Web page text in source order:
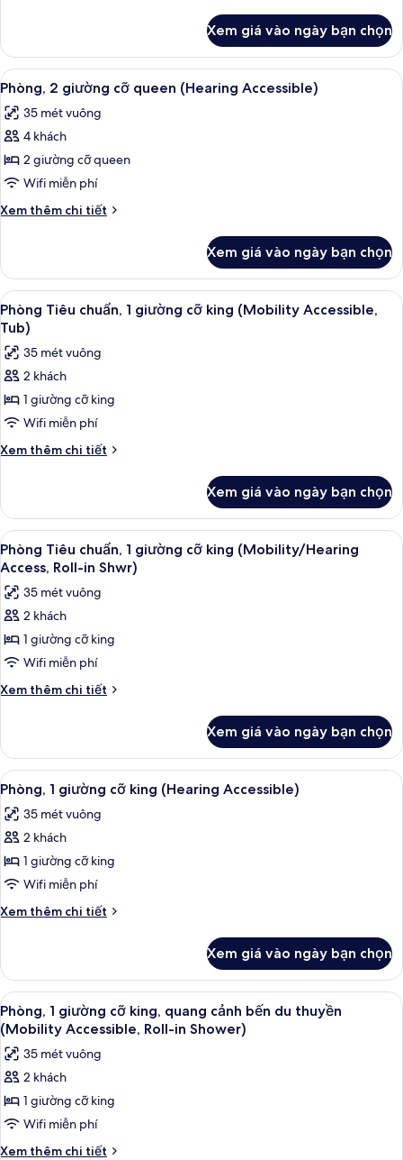
cảnh
hồ
bơi
(Mobility/Hearing
Access,
Roll-
in
Shwr)
Phòng,
giường
queen,
quang
hồ
bơi
Access,
Xem giá vào ngày bạn chọn
Xem
tất
cả
ảnh
Phòng,
2
giường
cỡ
(Hearing
Accessible)
Minibar, két bảo mật tại phòng, bàn
4
Phòng, 2 giường cỡ queen (Hearing Accessible)
35 mét vuông
4 khách
2 giường cỡ queen
Wifi miễn phí
Xem thêm chi tiết
Chi
Phòng,
giường
cỡ
queen
(Hearing
Accessible)
Xem giá vào ngày bạn chọn
Xem
tất
cả
ảnh
Phòng
Tiêu
chuẩn,
1
king
(Mobility
Accessible,
Tub)
Minibar, két bảo mật tại phòng, bàn
5
Phòng Tiêu chuẩn, 1 giường cỡ king (Mobility Accessible,
Tub)
35 mét vuông
2 khách
1 giường cỡ king
Wifi miễn phí
Xem thêm chi tiết
Chi
Phòng
Tiêu
chuẩn,
1
cỡ
king
Accessible,
Tub)
Xem giá vào ngày bạn chọn
Xem
tất
cả
ảnh
Phòng
Tiêu
chuẩn,
1
king
(Mobility/Hearing
Access,
Roll-
in
Shwr)
Minibar, két bảo mật tại phòng, bàn
5
Phòng Tiêu chuẩn, 1 giường cỡ king (Mobility/Hearing
Access, Roll-in Shwr)
35 mét vuông
2 khách
1 giường cỡ king
Wifi miễn phí
Xem thêm chi tiết
Chi
Phòng
Tiêu
chuẩn,
giường
cỡ
(Mobility/Hearing
Access,
in
Xem giá vào ngày bạn chọn
Xem
tất
cả
ảnh
Phòng,
1
giường
cỡ
(Hearing
Accessible)
Minibar, két bảo mật tại phòng, bàn
5
Phòng, 1 giường cỡ king (Hearing Accessible)
35 mét vuông
2 khách
1 giường cỡ king
Wifi miễn phí
Xem thêm chi tiết
Chi
Phòng,
giường
cỡ
king
(Hearing
Accessible)
Xem giá vào ngày bạn chọn
Xem
tất
cả
ảnh
Phòng,
1
giường
cỡ
Minibar, két bảo mật tại phòng, bàn
5
Phòng, 1 giường cỡ king, quang cảnh bến du thuyền
(Mobility Accessible, Roll-in Shower)
35 mét vuông
2 khách
1 giường cỡ king
Wifi miễn phí
Xem thêm chi tiết
Chi